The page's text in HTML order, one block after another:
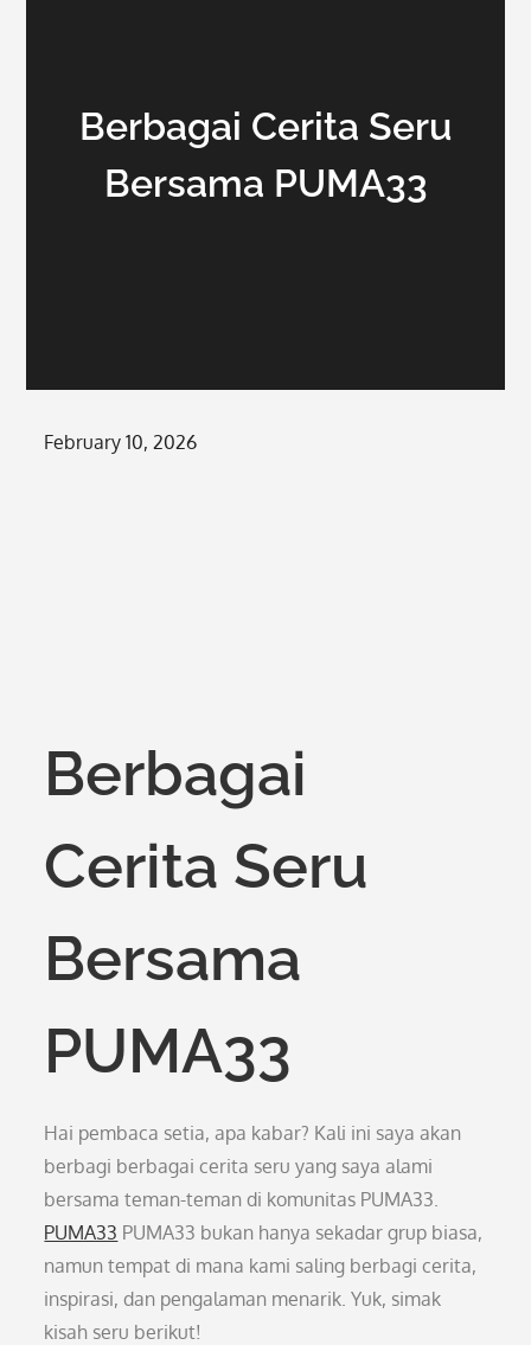
Berbagai Cerita Seru
Bersama PUMA33
Posted
February 10, 2026
Berbagai
Cerita Seru
Bersama
PUMA33
Hai pembaca setia, apa kabar? Kali ini saya akan
berbagi berbagai cerita seru yang saya alami
bersama teman-teman di komunitas PUMA33.
PUMA33 PUMA33 bukan hanya sekadar grup biasa,
namun tempat di mana kami saling berbagi cerita,
inspirasi, dan pengalaman menarik. Yuk, simak
kisah seru berikut!